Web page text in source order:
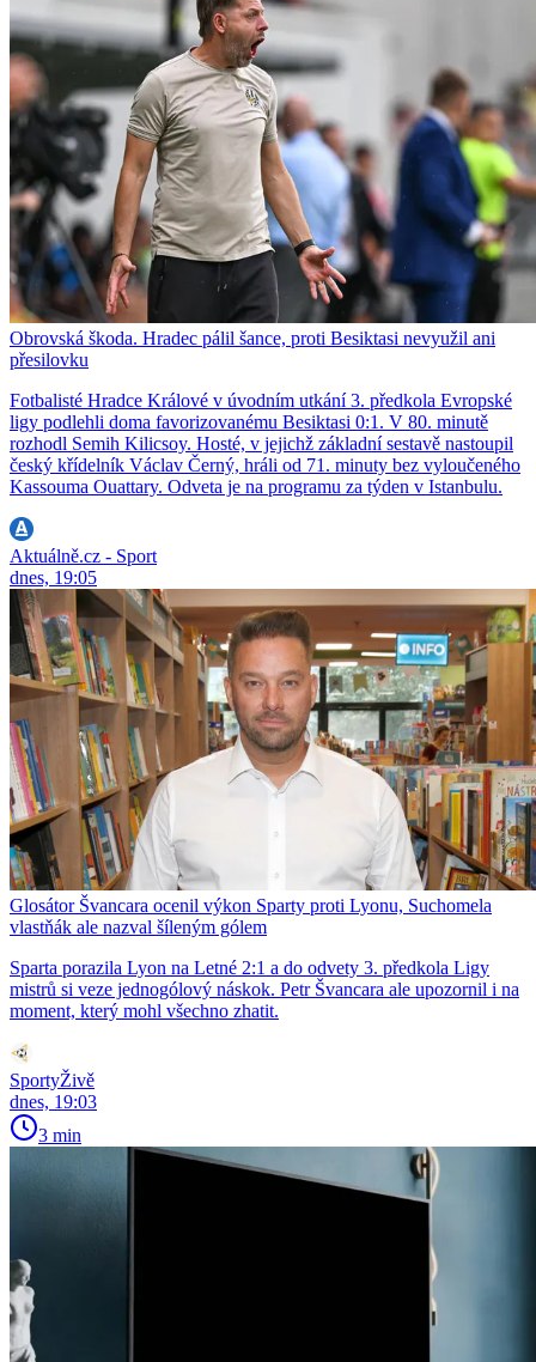
Obrovská škoda. Hradec pálil šance, proti Besiktasi nevyužil ani
přesilovku
Fotbalisté Hradce Králové v úvodním utkání 3. předkola Evropské
ligy podlehli doma favorizovanému Besiktasi 0:1. V 80. minutě
rozhodl Semih Kilicsoy. Hosté, v jejichž základní sestavě nastoupil
český křídelník Václav Černý, hráli od 71. minuty bez vyloučeného
Kassouma Ouattary. Odveta je na programu za týden v Istanbulu.
Aktuálně.cz - Sport
dnes, 19:05
Glosátor Švancara ocenil výkon Sparty proti Lyonu, Suchomela
vlastňák ale nazval šíleným gólem
Sparta porazila Lyon na Letné 2:1 a do odvety 3. předkola Ligy
mistrů si veze jednogólový náskok. Petr Švancara ale upozornil i na
moment, který mohl všechno zhatit.
SportyŽivě
dnes, 19:03
3 min